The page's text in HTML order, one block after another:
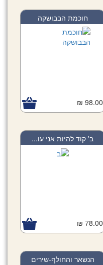
חוכמת הבבושקה
98.00 ₪
ב' קוד להיות אני עו...
78.00 ₪
הנשאר והחולף-שירים